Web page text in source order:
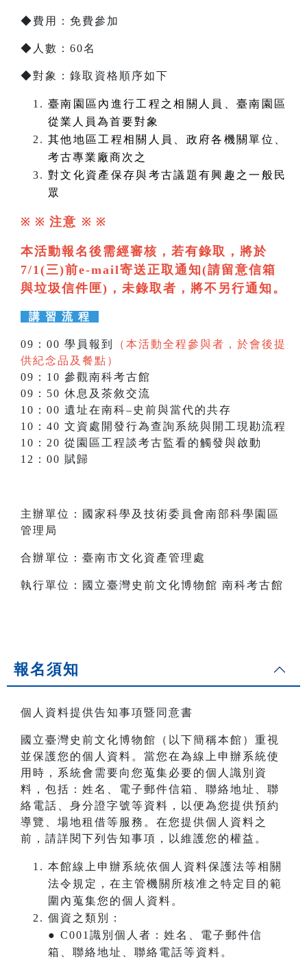
◆費用：免費參加
◆人數：60名
◆對象：錄取資格順序如下
臺南園區內進行工程之相關人員、臺南園區
從業人員為首要對象
其他地區工程相關人員、政府各機關單位、
考古專業廠商次之
對文化資產保存與考古議題有興趣之一般民
眾
※ ※ 注意 ※ ※
本活動報名後需經審核，若有錄取，將於
7/1(三)前e-mail寄送正取通知(請留意信箱
與垃圾信件匣)，未錄取者，將不另行通知。
講 習 流 程
09：00 學員報到
（本活動全程參與者，於會後提
供紀念品及餐點）
09：10 參觀南科考古館
09：50 休息及茶敘交流
10：00 遺址在南科–史前與當代的共存
10：40 文資處開發行為查詢系統與開工現勘流程
10：20 從園區工程談考古監看的觸發與啟動
12：00 賦歸
主辦單位：國家科學及技術委員會南部科學園區
管理局
合辦單位：臺南市文化資產管理處
執行單位：國立臺灣史前文化博物館 南科考古館
報名須知
個人資料提供告知事項暨同意書
國立臺灣史前文化博物館（以下簡稱本館）重視
並保護您的個人資料。當您在為線上申辦系統使
用時，系統會需要向您蒐集必要的個人識別資
料，包括：姓名、電子郵件信箱、聯絡地址、聯
絡電話、身分證字號等資料，以便為您提供預約
導覽、場地租借等服務。在您提供個人資料之
前，請詳閱下列告知事項，以維護您的權益。
本館線上申辦系統依個人資料保護法等相關
法令規定，在主管機關所核准之特定目的範
圍內蒐集您的個人資料。
個資之類別：
● C001識別個人者：姓名、電子郵件信
箱、聯絡地址、聯絡電話等資料。